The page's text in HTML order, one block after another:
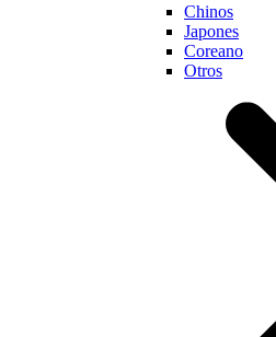
Chinos
Japones
Coreano
Otros